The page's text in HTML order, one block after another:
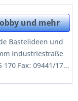
und mehr
Bastelideen und
Industriestraße
170 Fax: 09441/17...